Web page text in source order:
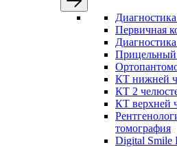
Первичная
КТ нижней
КТ 2
КТ верхней
томография
Digital Smile